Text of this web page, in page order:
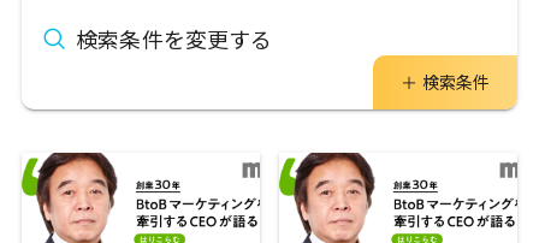
検索条件を変更する
検索条件